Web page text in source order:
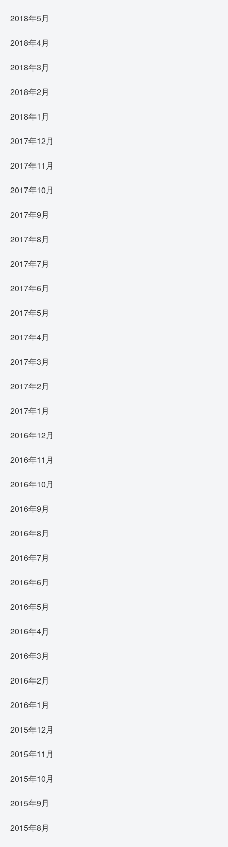
2018年5月
2018年4月
2018年3月
2018年2月
2018年1月
2017年12月
2017年11月
2017年10月
2017年9月
2017年8月
2017年7月
2017年6月
2017年5月
2017年4月
2017年3月
2017年2月
2017年1月
2016年12月
2016年11月
2016年10月
2016年9月
2016年8月
2016年7月
2016年6月
2016年5月
2016年4月
2016年3月
2016年2月
2016年1月
2015年12月
2015年11月
2015年10月
2015年9月
2015年8月